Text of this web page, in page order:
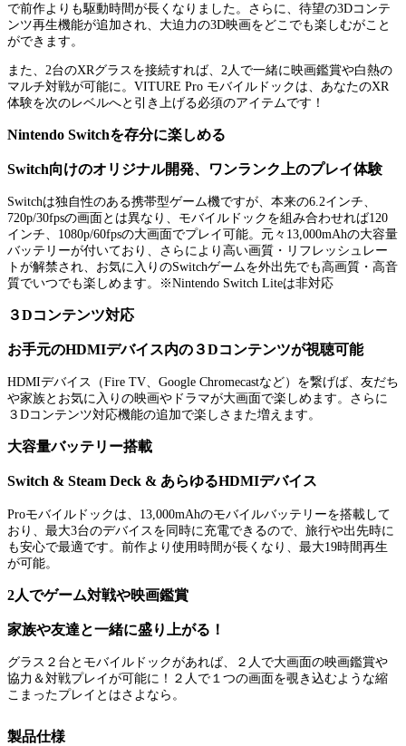
で前作よりも駆動時間が長くなりました。さらに、待望の3Dコンテ
ンツ再生機能が追加され、大迫力の3D映画をどこでも楽しむがこと
ができます。
また、2台のXRグラスを接続すれば、2人で一緒に映画鑑賞や白熱の
マルチ対戦が可能に。VITURE Pro モバイルドックは、あなたのXR
体験を次のレベルへと引き上げる必須のアイテムです！
Nintendo Switchを存分に楽しめる
Switch向けのオリジナル開発、ワンランク上のプレイ体験
Switchは独自性のある携帯型ゲーム機ですが、本来の6.2インチ、
720p/30fpsの画面とは異なり、モバイルドックを組み合わせれば120
インチ、1080p/60fpsの大画面でプレイ可能。元々13,000mAhの大容量
バッテリーが付いており、さらにより高い画質・リフレッシュレー
トが解禁され、お気に入りのSwitchゲームを外出先でも高画質・高音
質でいつでも楽しめます。※Nintendo Switch Liteは非対応
３Dコンテンツ対応
お手元のHDMIデバイス内の３Dコンテンツが視聴可能
HDMIデバイス（Fire TV、Google Chromecastなど）を繋げば、友だち
や家族とお気に入りの映画やドラマが大画面で楽しめます。さらに
３Dコンテンツ対応機能の追加で楽しさまた増えます。
大容量バッテリー搭載
Switch & Steam Deck & あらゆるHDMIデバイス
Proモバイルドックは、13,000mAhのモバイルバッテリーを搭載して
おり、最大3台のデバイスを同時に充電できるので、旅行や出先時に
も安心で最適です。前作より使用時間が長くなり、最大19時間再生
が可能。
2人でゲーム対戦や映画鑑賞
家族や友達と一緒に盛り上がる！
グラス２台とモバイルドックがあれば、２人で大画面の映画鑑賞や
協力＆対戦プレイが可能に！２人で１つの画面を覗き込むような縮
こまったプレイとはさよなら。
製品仕様